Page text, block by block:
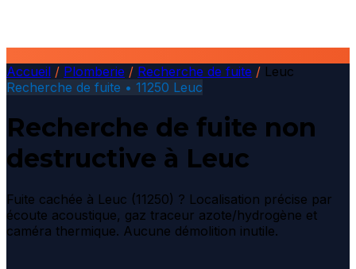
Accueil / Plomberie / Recherche de fuite / Leuc
Recherche de fuite • 11250 Leuc
Recherche de fuite non
destructive à Leuc
Fuite cachée à Leuc (11250) ? Localisation précise par
écoute acoustique, gaz traceur azote/hydrogène et
caméra thermique. Aucune démolition inutile.